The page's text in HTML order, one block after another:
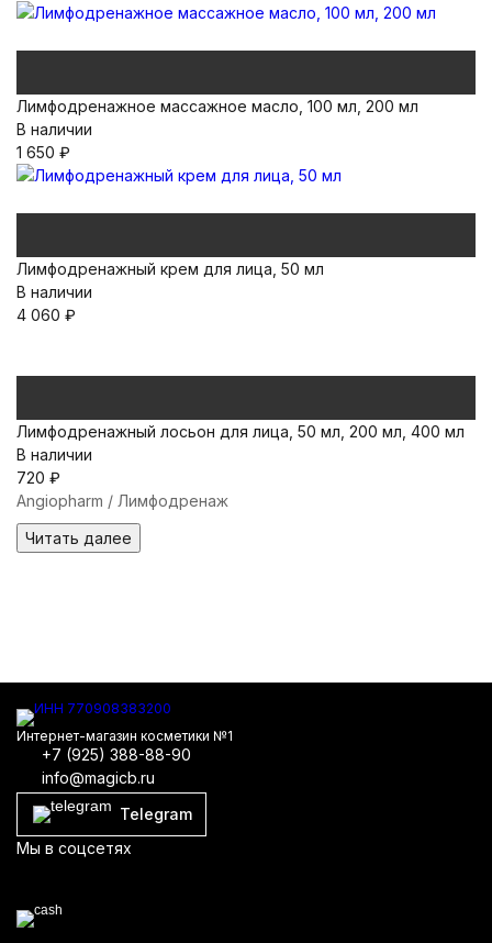
Лимфодренажное массажное масло, 100 мл, 200 мл
В наличии
1 650 ₽
Лимфодренажный крем для лица, 50 мл
В наличии
4 060 ₽
Лимфодренажный лосьон для лица, 50 мл, 200 мл, 400 мл
В наличии
720 ₽
Angiopharm / Лимфодренаж
Читать далее
Интернет-магазин косметики №1
+7 (925) 388-88-90
info@magicb.ru
Telegram
Мы в соцсетях